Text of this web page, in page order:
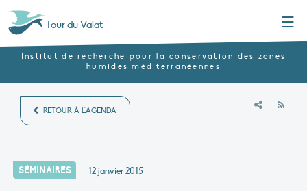
Tour du Valat
Institut de recherche pour la conservation des zones
humides méditerranéennes
RETOUR À L'AGENDA
SÉMINAIRES 12 janvier 2015